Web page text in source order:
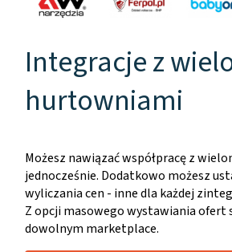
Integracje z
hurtowniami
Możesz nawiązać współpracę z
jednocześnie. Dodatkowo możesz
wyliczania cen - inne dla każdej
Z opcji masowego wystawiania ofert
dowolnym marketplace.